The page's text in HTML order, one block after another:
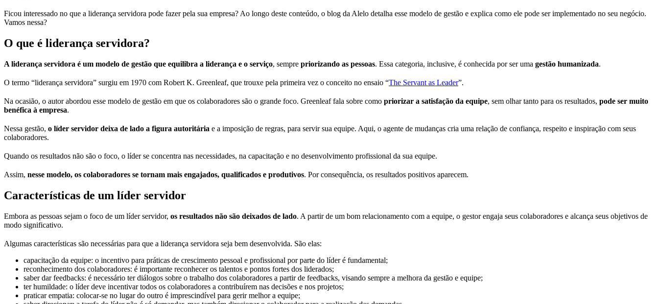
Ficou interessado no que a liderança servidora pode fazer pela sua empresa? Ao longo deste conteúdo, o blog da Alelo detalha esse modelo de gestão e explica como ele pode ser implementado no seu negócio.
Vamos nessa?
O que é liderança servidora?
A liderança servidora é um modelo de gestão que equilibra a liderança e o serviço, sempre priorizando as pessoas. Essa categoria, inclusive, é conhecida por ser uma gestão humanizada.
O termo “liderança servidora” surgiu em 1970 com Robert K. Greenleaf, que trouxe pela primeira vez o conceito no ensaio “The Servant as Leader”.
Na ocasião, o autor abordou esse modelo de gestão em que os colaboradores são o grande foco. Greenleaf fala sobre como priorizar a satisfação da equipe, sem olhar tanto para os resultados, pode ser muito
benéfica à empresa.
Nessa gestão, o líder servidor deixa de lado a figura autoritária e a imposição de regras, para servir sua equipe. Aqui, o agente de mudanças cria uma relação de confiança, respeito e inspiração com seus
colaboradores.
Quando os resultados não são o foco, o líder se concentra nas necessidades, na capacitação e no desenvolvimento profissional da sua equipe.
Assim, nesse modelo, os colaboradores se tornam mais engajados, qualificados e produtivos. Por consequência, os resultados positivos aparecem.
Características de um líder servidor
Embora as pessoas sejam o foco de um líder servidor, os resultados não são deixados de lado. A partir de um bom relacionamento com a equipe, o gestor engaja seus colaboradores e alcança seus objetivos de
modo significativo.
Algumas características são necessárias para que a liderança servidora seja bem desenvolvida. São elas:
capacitação da equipe: o incentivo para práticas de crescimento pessoal e profissional por parte do líder é fundamental;
reconhecimento dos colaboradores: é importante reconhecer os talentos e pontos fortes dos liderados;
saber dar feedbacks: é necessário ter diálogos sobre o trabalho dos colaboradores a partir de feedbacks, visando sempre a melhora da gestão e equipe;
ter humildade: o líder deve incentivar todos os colaboradores a contribuírem nas decisões e nos projetos;
praticar empatia: colocar-se no lugar do outro é imprescindível para gerir melhor a equipe;